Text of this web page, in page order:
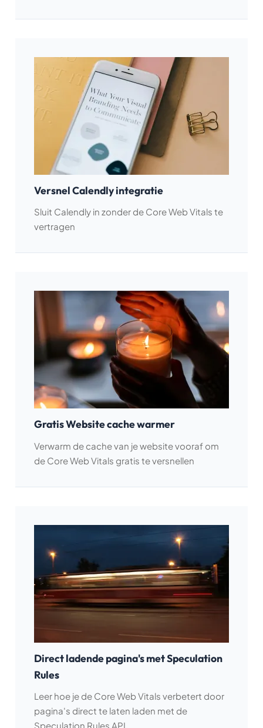
Versnel Calendly integratie
Sluit Calendly in zonder de Core Web Vitals te
vertragen
Gratis Website cache warmer
Verwarm de cache van je website vooraf om
de Core Web Vitals gratis te versnellen
Direct ladende pagina's met Speculation
Rules
Leer hoe je de Core Web Vitals verbetert door
pagina's direct te laten laden met de
Speculation Rules API.